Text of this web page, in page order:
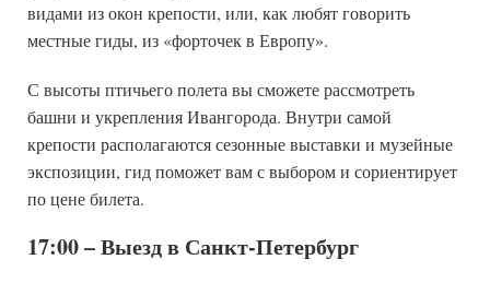
видами из окон крепости, или, как любят говорить
местные гиды, из «форточек в Европу».
С высоты птичьего полета вы сможете рассмотреть
башни и укрепления Ивангорода. Внутри самой
крепости располагаются сезонные выставки и музейные
экспозиции, гид поможет вам с выбором и сориентирует
по цене билета.
17:00 – Выезд в Санкт-Петербург